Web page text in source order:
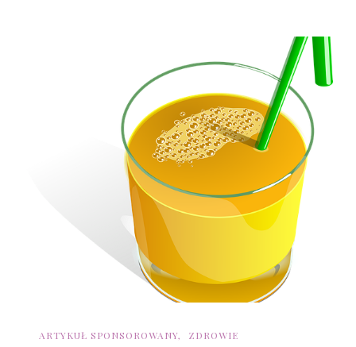
ARTYKUŁ SPONSOROWANY ZDROWIE